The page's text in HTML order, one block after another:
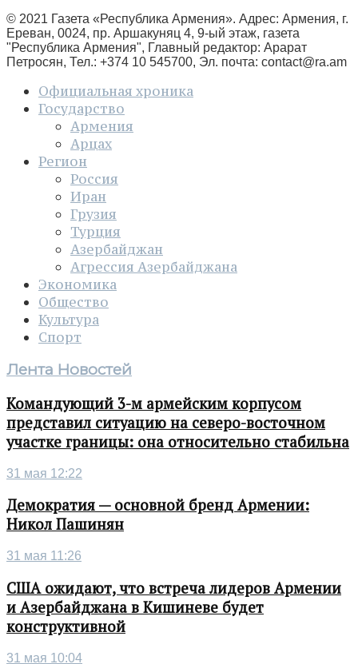
© 2021 Газета «Республика Армения». Адрес: Армения, г.
Ереван, 0024, пр. Аршакуняц 4, 9-ый этаж, газета
"Республика Армения", Главный редактор: Арарат
Петросян, Тел.: +374 10 545700, Эл. почта: contact@ra.am
Официальная хроника
Государство
Армения
Арцах
Регион
Россия
Иран
Грузия
Турция
Азербайджан
Агрессия Азербайджана
Экономика
Общество
Культура
Спорт
Лента Новостей
Командующий 3-м армейским корпусом
представил ситуацию на северо-восточном
участке границы: она относительно стабильна
31 мая 12:22
Демократия — основной бренд Армении:
Никол Пашинян
31 мая 11:26
США ожидают, что встреча лидеров Армении
и Азербайджана в Кишиневе будет
конструктивной
31 мая 10:04